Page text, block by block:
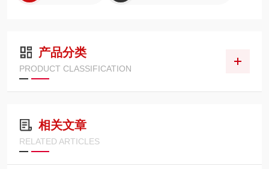
产品分类
PRODUCT CLASSIFICATION
相关文章
RELATED ARTICLES